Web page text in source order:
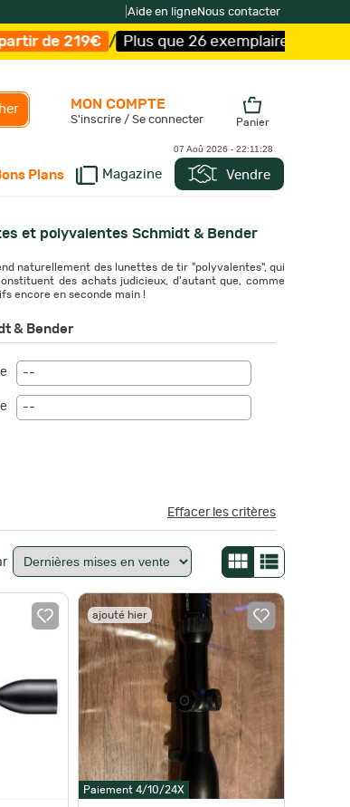
Aide en ligneNous contacter
que 26 exemplaires ! / Livraison offerte et
Plans Magazine Vendre
MON COMPTE
S'inscrire / Se connecter Panier
07 Aoû 2026 - 22:11:30
et polyvalentes Schmidt & Bender
naturellement des lunettes de tir "polyvalentes", qui
des achats judicieux, d'autant que, comme
encore en seconde main !
& Bender
--
--
Effacer les critères
ajouté hier
Paiement 4/10/24X